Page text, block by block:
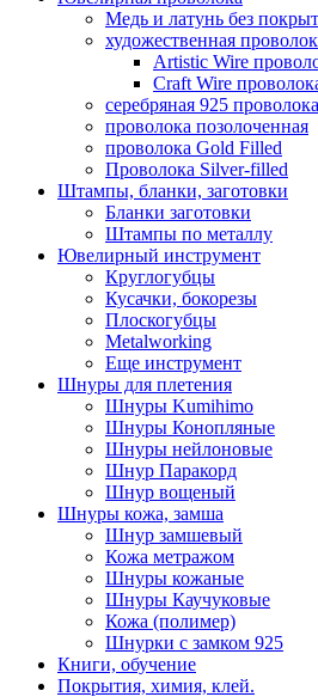
Медь и латунь без
художественная
Artistic Wire
Craft Wire
серебряная 925 проволока
проволока позолоченная
проволока Gold Filled
Проволока Silver-filled
Штампы, бланки, заготовки
Бланки заготовки
Штампы по металлу
Ювелирный инструмент
Круглогубцы
Кусачки, бокорезы
Плоскогубцы
Metalworking
Еще инструмент
Шнуры для плетения
Шнуры Kumihimo
Шнуры Конопляные
Шнуры нейлоновые
Шнур Паракорд
Шнур вощеный
Шнуры кожа, замша
Шнур замшевый
Кожа метражом
Шнуры кожаные
Шнуры Каучуковые
Кожа (полимер)
Шнурки с замком 925
Книги, обучение
Покрытия, химия, клей.